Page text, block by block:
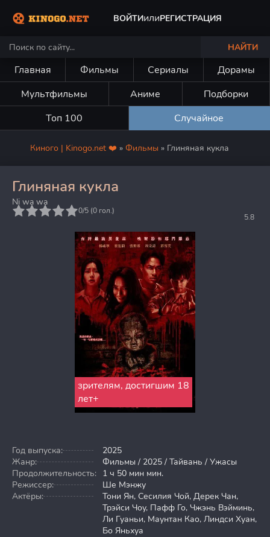
ВОЙТИилиРЕГИСТРАЦИЯ
НАЙТИ
Главная Фильмы Сериалы
Дорамы
Мультфильмы
Аниме
Подборки
Топ 100
Случайное
Киного | Kinogo.net ❤️ » Фильмы » Глиняная кукла
Глиняная кукла
Ni wa wa
5.8
0/5 (0 гол.)
зрителям, достигшим 18
лет+
Год выпуска:
2025
Жанр:
Фильмы / 2025 / Тайвань / Ужасы
Продолжительность: 1 ч 50 мин мин.
Режиссер:
Ше Мэнжу
Актёры:
Тони Ян, Сесилия Чой, Дерек Чан,
Трэйси Чоу, Пафф Го, Чжэнь Вэйминь,
Ли Гуаньи, Маунтан Као, Линдси Хуан,
Бо Яньхуа